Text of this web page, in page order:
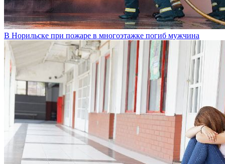
В Норильске при пожаре в многоэтажке погиб мужчина